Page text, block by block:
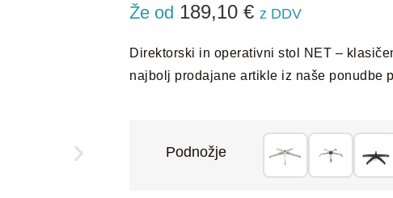
Že od 189,10€ z DDV
Direktorski in operativni stol NET –
najbolj prodajane artikle iz naše ponudbe
Podnožje